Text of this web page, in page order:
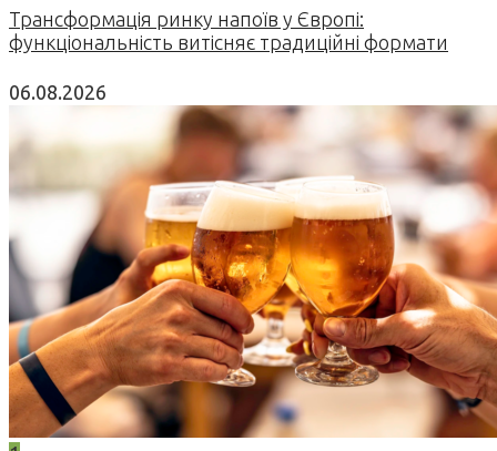
Трансформація ринку напоїв у Європі:
функціональність витісняє традиційні формати
06.08.2026